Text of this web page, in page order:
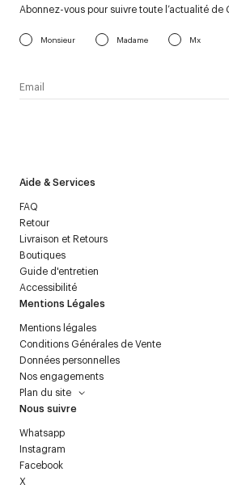
Aide & Services
FAQ
Retour
Livraison et Retours
Boutiques
Guide d'entretien
Accessibilité
Mentions Légales
Mentions légales
Conditions Générales de Vente
Données personnelles
Nos engagements
Plan du site
Nous suivre
Whatsapp
Instagram
Facebook
X
Abonnez-vous pour suivre toute l’actualité de
Monsieur Madame Mx